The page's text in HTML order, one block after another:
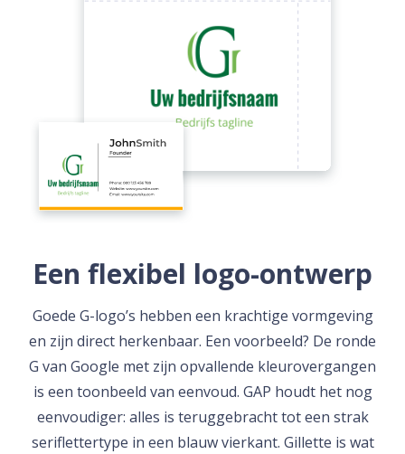
Een flexibel logo-ontwerp
Goede G-logo’s hebben een krachtige vormgeving
en zijn direct herkenbaar. Een voorbeeld? De ronde
G van Google met zijn opvallende kleurovergangen
is een toonbeeld van eenvoud. GAP houdt het nog
eenvoudiger: alles is teruggebracht tot een strak
seriflettertype in een blauw vierkant. Gillette is wat